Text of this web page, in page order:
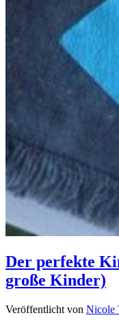
Der perfekte
große Kinder)
Veröffentlicht von Nicole